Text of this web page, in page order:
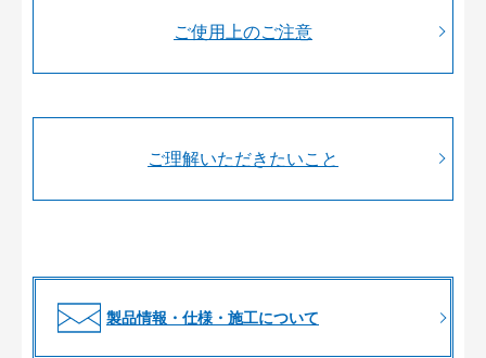
ご使用上のご注意
ご理解いただきたいこと
製品情報・仕様・施工について